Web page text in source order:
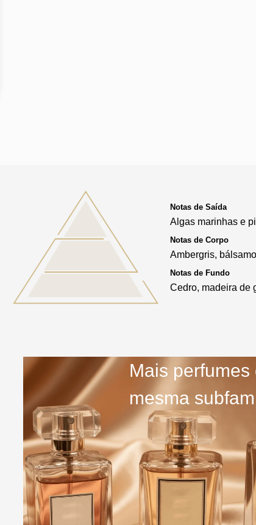
Notas de Saída
Algas marinhas e
Notas de Corpo
Ambergris,
Notas de Fundo
Cedro, madeira de
Mais perfumes
mesma